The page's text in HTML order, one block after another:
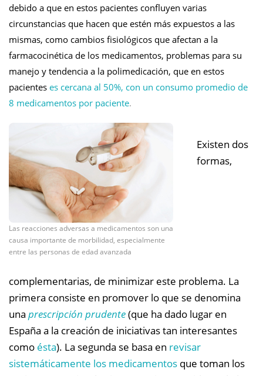
debido a que en estos pacientes confluyen varias
circunstancias que hacen que estén más expuestos a las
mismas, como cambios fisiológicos que afectan a la
farmacocinética de los medicamentos, problemas para su
manejo y tendencia a la polimedicación, que en estos
pacientes es cercana al 50%, con un consumo promedio de
8 medicamentos por paciente.
Las reacciones adversas a medicamentos son una
causa importante de morbilidad, especialmente
entre las personas de edad avanzada
Existen dos
formas,
complementarias, de minimizar este problema. La
primera consiste en promover lo que se denomina
una prescripción prudente(que ha dado lugar en
España a la creación de iniciativas tan interesantes
como ésta). La segunda se basa en revisar
sistemáticamente los medicamentos que toman los